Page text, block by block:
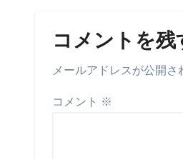
コメントを残
メールアドレスが公開さ
コメント ※